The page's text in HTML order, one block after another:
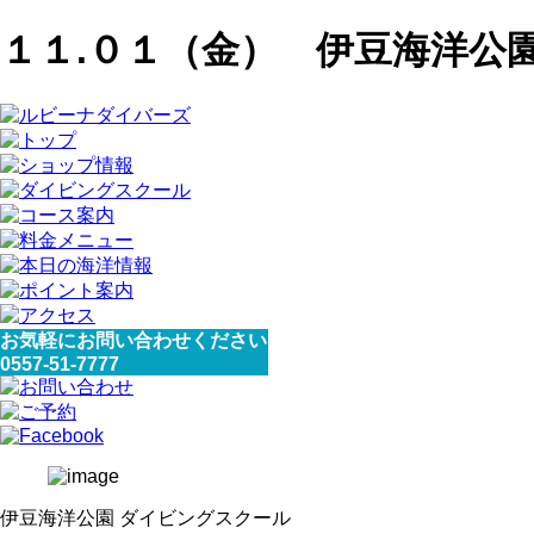
１１.０１（金） 伊豆海洋公
お気軽にお問い合わせください
0557-51-7777
伊豆海洋公園 ダイビングスクール